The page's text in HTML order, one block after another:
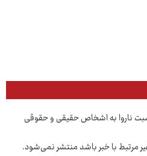
ناروا به اشخاص حقیقی و حقوقی
مرتبط با خبر باشد منتشر نمی‌شود.